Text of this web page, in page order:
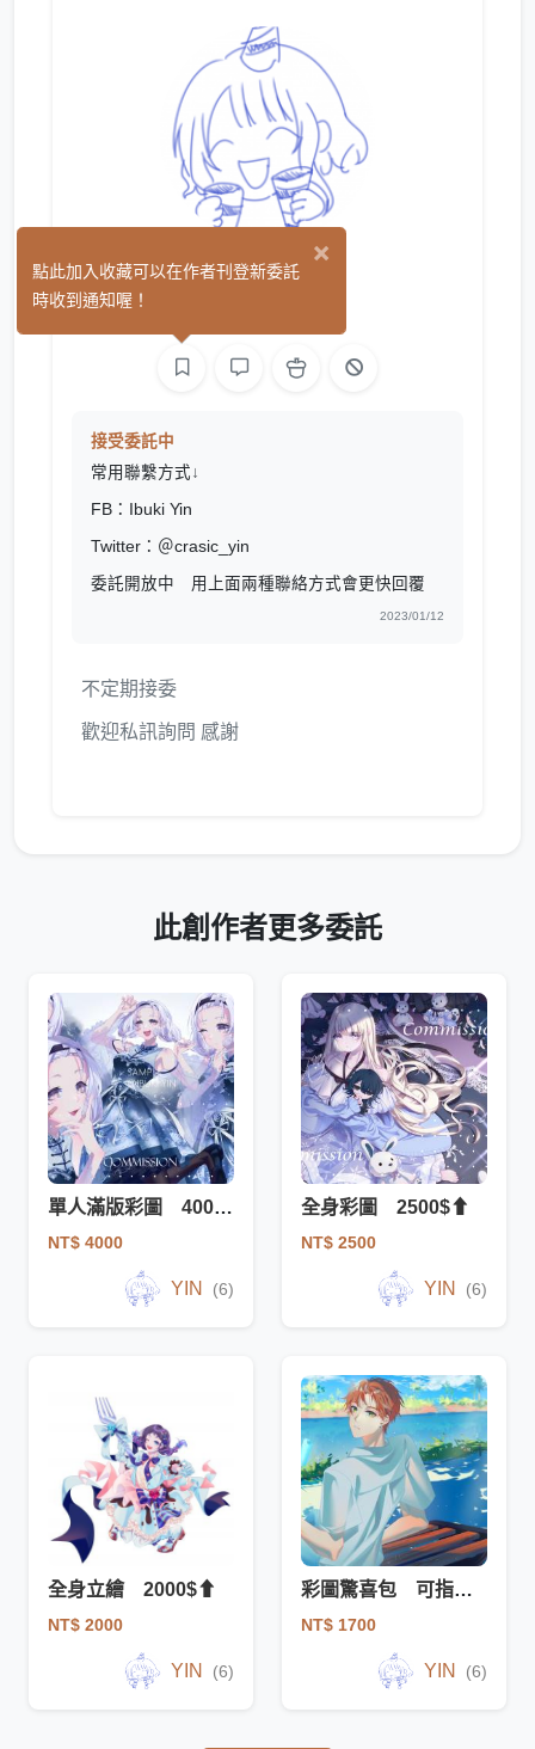
YIN (6)
接受委託中
常用聯繫方式 ↓
FB：Ibuki Yin
Twitter：＠crasic_yin
委託開放中 用上面兩種聯絡方式會更快回覆
2023/01/12
不定期接委
歡迎私訊詢問 感謝
此創作者更多委託
單人滿版彩圖 4000$⬆
NT$ 4000
YIN (6)
全身彩圖 2500$⬆
NT$ 2500
YIN (6)
全身立繪 2000$⬆
NT$ 2000
YIN (6)
彩圖驚喜包 可指定3tag
NT$ 1700
YIN (6)
×
點此加入收藏可以在作者刊登新委託
時收到通知喔！